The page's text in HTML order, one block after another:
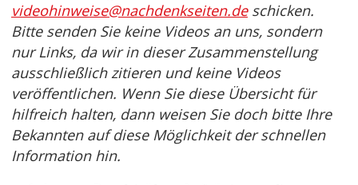
videohinweise@nachdenkseiten.deschicken.
Bitte senden Sie keine Videos an uns, sondern
nur Links, da wir in dieser Zusammenstellung
ausschließlich zitieren und keine Videos
veröffentlichen. Wenn Sie diese Übersicht für
hilfreich halten, dann weisen Sie doch bitte Ihre
Bekannten auf diese Möglichkeit der schnellen
Information hin.